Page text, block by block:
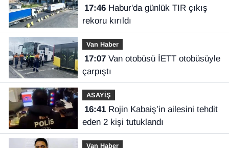
17:46Habur'da günlük TIR çıkış
rekoru kırıldı
Van Haber
17:07Van otobüsü İETT otobüsüyle
çarpıştı
ASAYİŞ
16:41Rojin Kabaiş’in ailesini tehdit
eden 2 kişi tutuklandı
Van Haber